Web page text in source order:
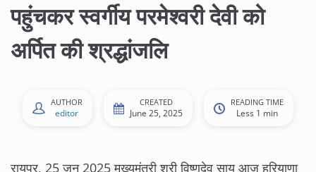
पहुंचकर स्वर्गीय परमेश्वरी देवी को
अर्पित की श्रद्धांजलि
AUTHOR
editor
CREATED
June 25, 2025
READING TIME
Less 1 min
रायपुर, 25 जून 2025 मुख्यमंत्री श्री विष्णुदेव साय आज हरियाणा